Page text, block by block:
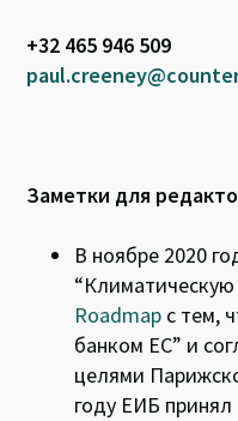
+32 465 946 509
Заметки для
В ноябре 2020
Roadmap с тем,
банком ЕС” и
целями
году ЕИБ